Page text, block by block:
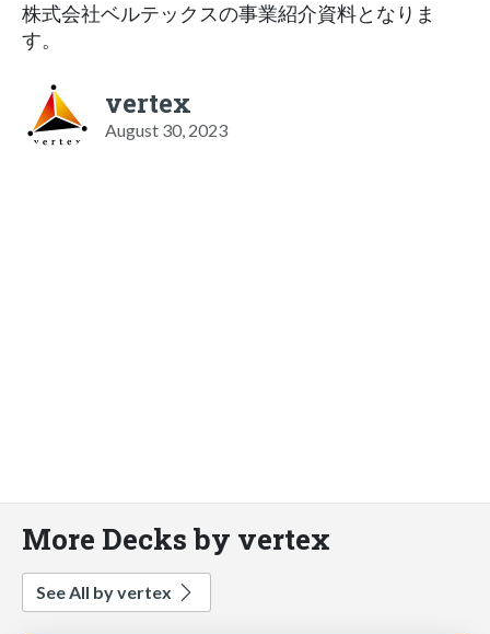
株式会社ベルテックスの事業紹介資料となりま
す。
vertex
August 30, 2023
More Decks by vertex
See All by vertex